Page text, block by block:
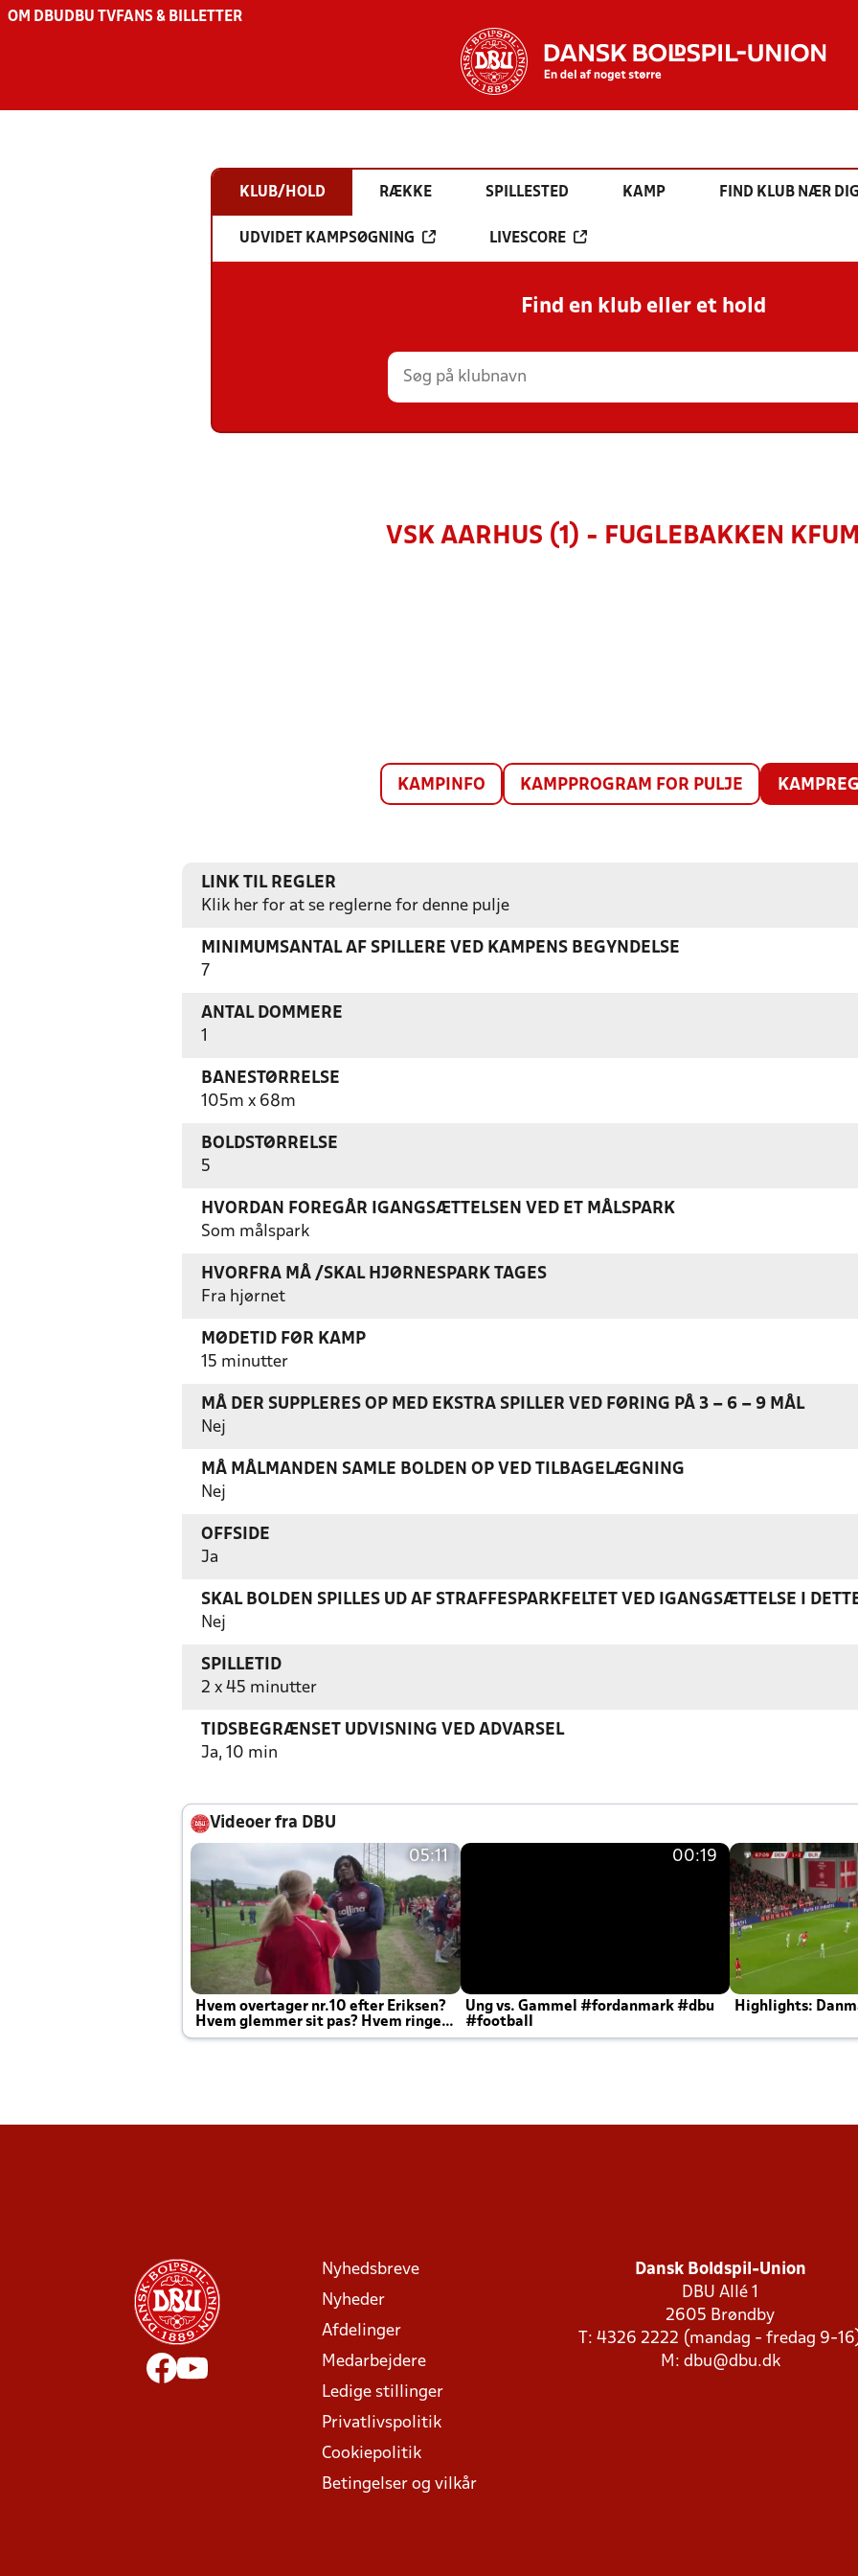
OM DBU DBU TV FANS & BILLETTER
KLUB/HOLD RÆKKE SPILLESTED KAMP FIND KLUB NÆR
UDVIDET KAMPSØGNING LIVESCORE
Find en klub eller et hold
VSK AARHUS (1) - FUGLEBAKKEN
KAMPINFO KAMPPROGRAM FOR PULJE
LINK TIL REGLER
Klik her for at se reglerne for denne pulje
MINIMUMSANTAL AF SPILLERE VED KAMPENS BEGYNDELSE
7
ANTAL DOMMERE
1
BANESTØRRELSE
105m x 68m
BOLDSTØRRELSE
5
HVORDAN FOREGÅR IGANGSÆTTELSEN VED ET MÅLSPARK
Som målspark
HVORFRA MÅ /SKAL HJØRNESPARK TAGES
Fra hjørnet
MØDETID FØR KAMP
15 minutter
MÅ DER SUPPLERES OP MED EKSTRA SPILLER VED FØRING PÅ 3 – 6 – 9 MÅL
Nej
MÅ MÅLMANDEN SAMLE BOLDEN OP VED TILBAGELÆGNING
Nej
OFFSIDE
Ja
SKAL BOLDEN SPILLES UD AF STRAFFESPARKFELTET VED IGANGSÆTTELSE I
Nej
SPILLETID
2 x 45 minutter
TIDSBEGRÆNSET UDVISNING VED ADVARSEL
Ja, 10 min
Videoer fra DBU
05:11
Hvem overtager nr.10 efter Eriksen?
Hvem glemmer sit pas? Hvem ringer
Joachim altid til efter kampe?
00:19
Ung vs. Gammel #fordanmark #dbu
#football
Highlights:
Nyhedsbreve
Nyheder
Afdelinger
Medarbejdere
Ledige stillinger
Privatlivspolitik
Cookiepolitik
Betingelser og vilkår
Dansk Boldspil-Union
DBU Allé 1
2605 Brøndby
T: 4326 2222 (mandag - fredag 9-
M: dbu@dbu.dk